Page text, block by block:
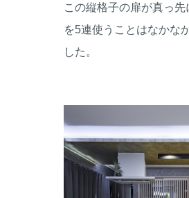
この縦格子の扉が真っ
を5連使うことはなかな
した。